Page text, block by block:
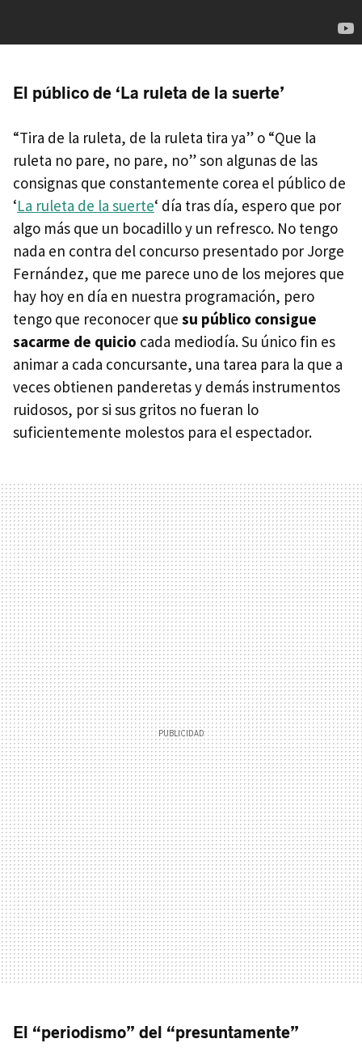
El público de ‘La ruleta de la suerte’
“Tira de la ruleta, de la ruleta tira ya” o “Que la
ruleta no pare, no pare, no” son algunas de las
consignas que constantemente corea el público de
‘La ruleta de la suerte‘ día tras día, espero que por
algo más que un bocadillo y un refresco. No tengo
nada en contra del concurso presentado por Jorge
Fernández, que me parece uno de los mejores que
hay hoy en día en nuestra programación, pero
tengo que reconocer que su público consigue
sacarme de quicio cada mediodía. Su único fin es
animar a cada concursante, una tarea para la que a
veces obtienen panderetas y demás instrumentos
ruidosos, por si sus gritos no fueran lo
suficientemente molestos para el espectador.
El “periodismo” del “presuntamente”